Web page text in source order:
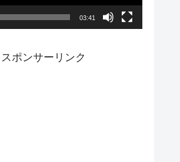
03:41
スポンサーリンク